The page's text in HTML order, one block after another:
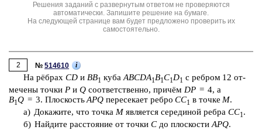
Решения заданий с развернутым ответом не проверяются
автоматически. Запишите решение на бумаге.
На следующей странице вам будет предложено проверить их
самостоятельно.
2 № 514610 i
На рёбрах CD и BB1 кубаABCDA1B1C1D1 с реб­ром 12 от­
ме­че­ны точки Р и Q со­от­вет­ствен­но, причём DP = 4, а
B1Q = 3. Плос­костьAPQ пе­ре­се­ка­ет ребро CC1 в точке М.
а) До­ка­жи­те, что точка М яв­ля­ет­ся се­ре­ди­ной ребра CC1.
б) Най­ди­те рас­сто­я­ние от точки С до плос­ко­сти APQ.